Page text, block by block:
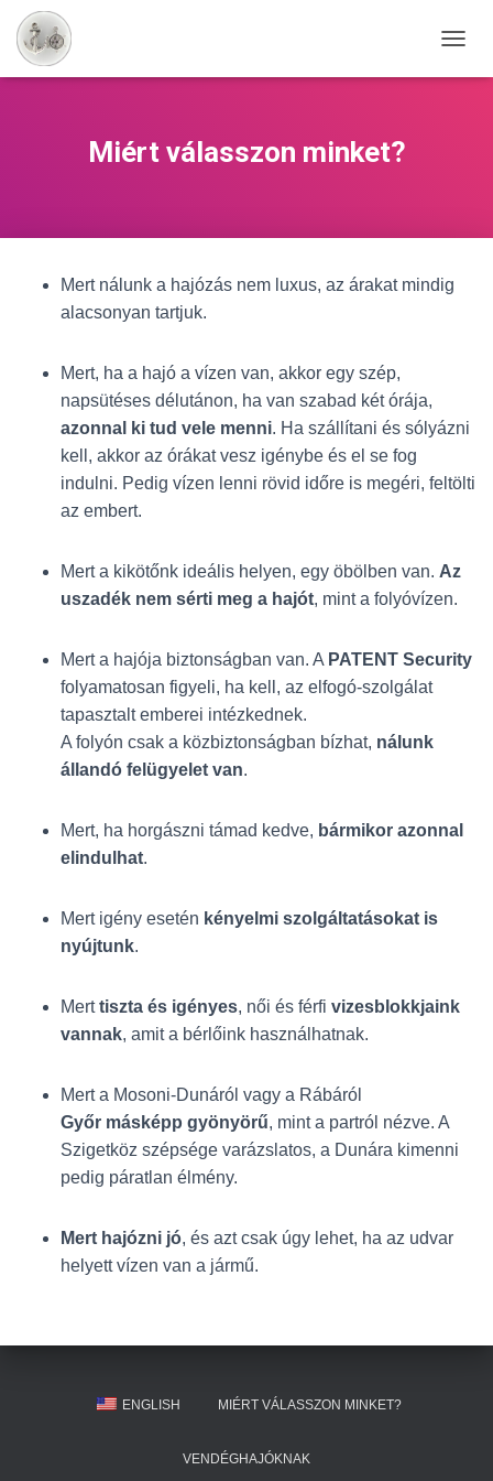
A
-
C
O
Miért válasszon minket?
Mert nálunk a hajózás nem luxus, az árakat mindig
alacsonyan tartjuk.
Mert, ha a hajó a vízen van, akkor egy szép,
napsütéses délutánon, ha van szabad két órája,
azonnal ki tud vele menni. Ha szállítani és sólyázni
kell, akkor az órákat vesz igénybe és el se fog
indulni. Pedig vízen lenni rövid időre is megéri, feltölti
az embert.
Mert a kikötőnk ideális helyen, egy öbölben van. Az
uszadék nem sérti meg a hajót, mint a folyóvízen.
Mert a hajója biztonságban van. A PATENT Security
folyamatosan figyeli, ha kell, az elfogó-szolgálat
tapasztalt emberei intézkednek.
A folyón csak a közbiztonságban bízhat, nálunk
állandó felügyelet van.
Mert, ha horgászni támad kedve, bármikor azonnal
elindulhat.
Mert igény esetén kényelmi szolgáltatásokat is
nyújtunk.
Merttiszta és igényes, női és férfi vizesblokkjaink
vannak, amit a bérlőink használhatnak.
Mert a Mosoni-Dunáról vagy a Rábáról
Győr másképp gyönyörű, mint a partról nézve. A
Szigetköz szépsége varázslatos, a Dunára kimenni
pedig páratlan élmény.
Mert hajózni jó, és azt csak úgy lehet, ha az udvar
helyett vízen van a jármű.
ENGLISH MIÉRT VÁLASSZON MINKET?
VENDÉGHAJÓKNAK